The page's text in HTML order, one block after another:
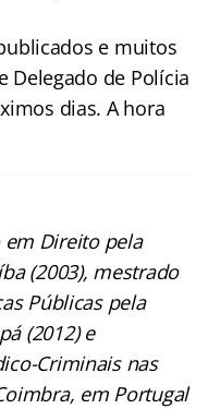
e muitos
Delegado de Polícia
dias. A hora
em Direito pela
(2003), mestrado
Públicas pela
(2012) e
Criminais nas
em Portugal